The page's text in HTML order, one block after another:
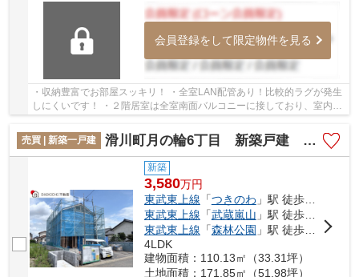
会員登録をして限定物件を見る
・収納豊富でお部屋スッキリ！ ・全室LAN配管あり！比較的ラグが発生
しにくいです！ ・２階居室は全室南面バルコニーに接しており、室内に
売買 | 新築一戸建
滑川町月の輪6丁目 新築戸建 全1棟 1号棟
新築
3,580万円
東武東上線 「つきのわ 」駅 徒歩7分
東武東上線 「武蔵嵐山 」駅 徒歩21分
東武東上線 「森林公園 」駅 徒歩43分
4LDK
建物面積：110.13㎡（33.31坪）
土地面積：171.85㎡（51.98坪）